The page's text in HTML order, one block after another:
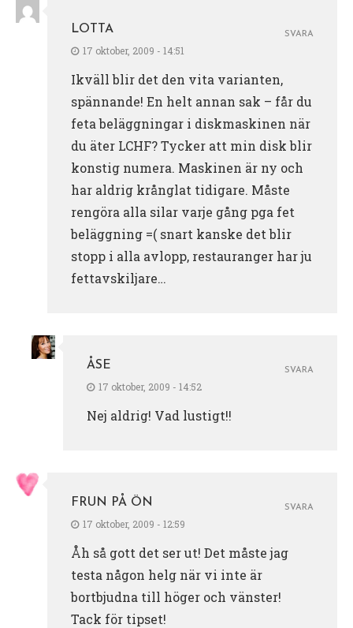
LOTTA
17 oktober, 2009 - 14:51
Ikväll blir det den vita varianten,
spännande! En helt annan sak – får du
feta beläggningar i diskmaskinen när
du äter LCHF? Tycker att min disk blir
konstig numera. Maskinen är ny och
har aldrig krånglat tidigare. Måste
rengöra alla silar varje gång pga fet
beläggning =( snart kanske det blir
stopp i alla avlopp, restauranger har ju
fettavskiljare…
SVARA
ÅSE
17 oktober, 2009 - 14:52
Nej aldrig! Vad lustigt!!
SVARA
FRUN PÅ ÖN
17 oktober, 2009 - 12:59
Åh så gott det ser ut! Det måste jag
testa någon helg när vi inte är
bortbjudna till höger och vänster!
Tack för tipset!
SVARA